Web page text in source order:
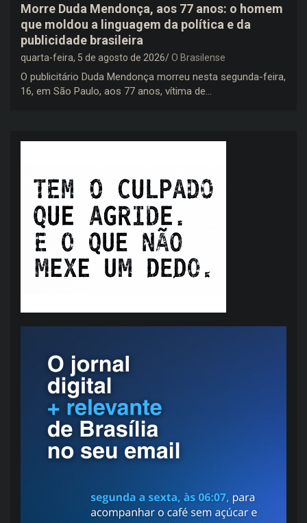
Morre Duda Mendonça, aos 77 anos: o homem
que moldou a linguagem da política e da
publicidade brasileira
quarta-feira, 5 de agosto de 2026 O Brasilense
O publicitário Duda Mendonça morreu nesta segunda-feira,
16, em São Paulo, aos 77 anos, vítima de…